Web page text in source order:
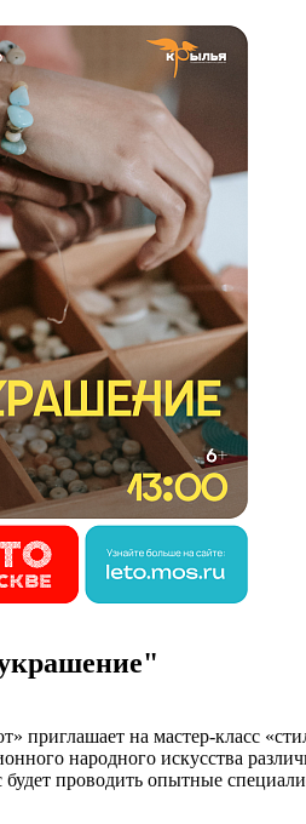
на мастер-класс
народного искусства
проводить опытные